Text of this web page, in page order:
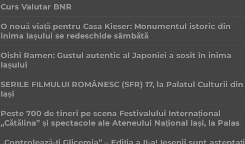
Curs Valutar BNR
O nouă viață pentru Casa Kieser: Monumentul istoric din
inima Iașului se redeschide sâmbătă
Oishi Ramen: Gustul autentic al Japoniei a sosit în inima
Iașului
SERILE FILMULUI ROMÂNESC (SFR) 17, la Palatul Culturii din
Iași
Peste 700 de tineri pe scena Festivalului Internațional
„Cătălina” și spectacole ale Ateneului Național Iași, la Palas